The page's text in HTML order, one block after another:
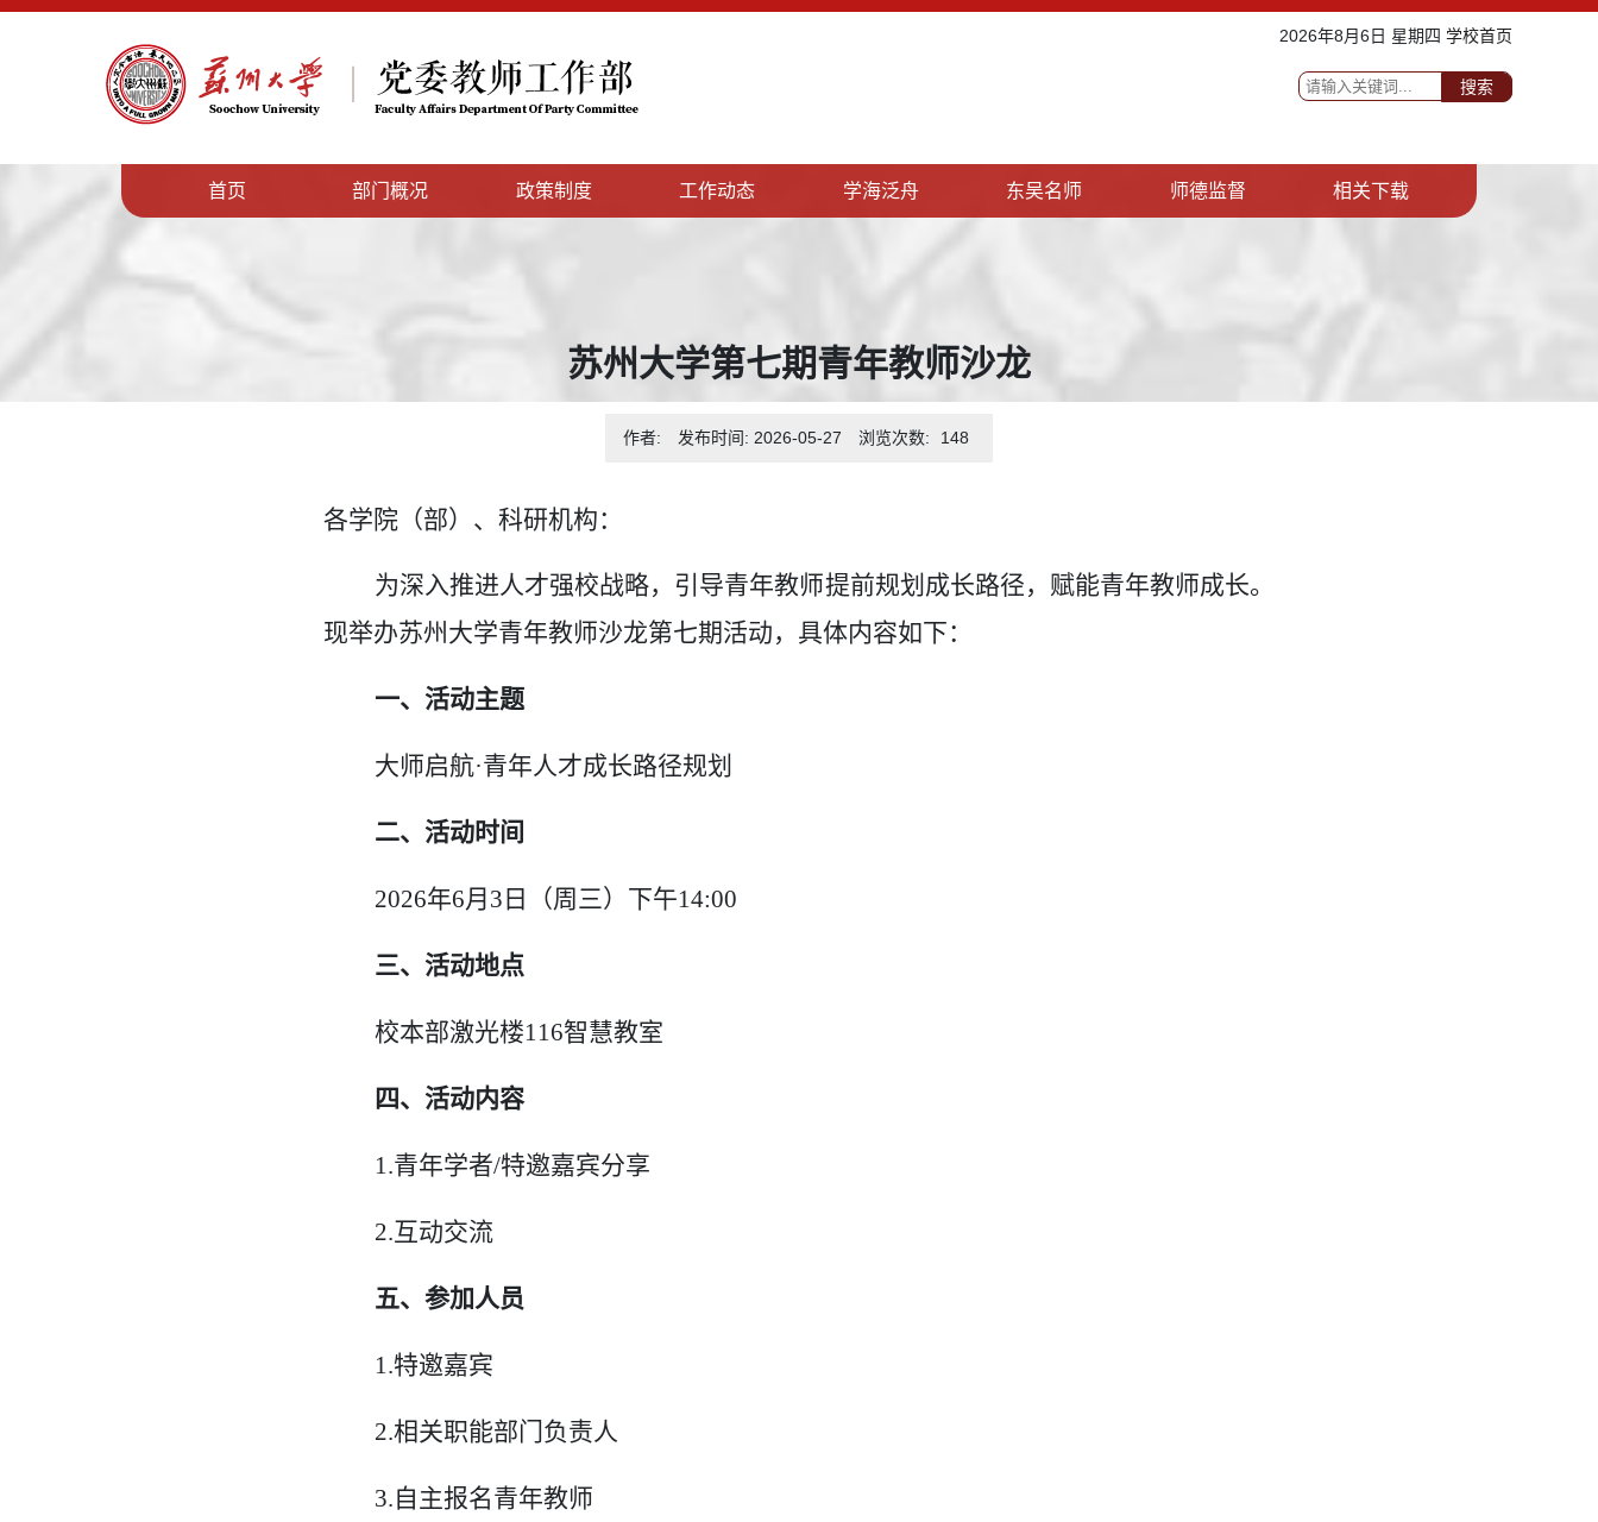
2026年8月6日 星期四 学校首页
搜索
苏州大学第七期青年教师沙龙
首页 部门概况 政策制度 工作动态 学海泛舟 东吴名师 师德监督 相关下载
作者: 发布时间: 2026-05-27 浏览次数: 148
各学院（部）、科研机构：
为深入推进人才强校战略，引导青年教师提前规划成长路径，赋能青年教师成长。
现举办苏州大学青年教师沙龙第七期活动，具体内容如下：
一、 活动主题
大师启航·青年人才成长路径规划
二、 活动时间
2026年6月3日（周三）下午14:00
三、 活动地点
校本部激光楼116智慧教室
四、活动内容
1.青年学者/特邀嘉宾分享
2.互动交流
五、参加人员
1.特邀嘉宾
2.相关职能部门负责人
3.自主报名青年教师